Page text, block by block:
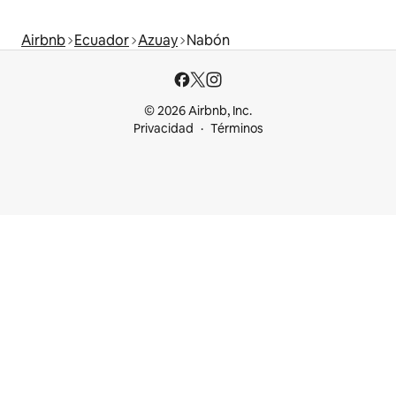
Airbnb Ecuador Azuay Nabón
© 2026 Airbnb, Inc.
Privacidad
Términos